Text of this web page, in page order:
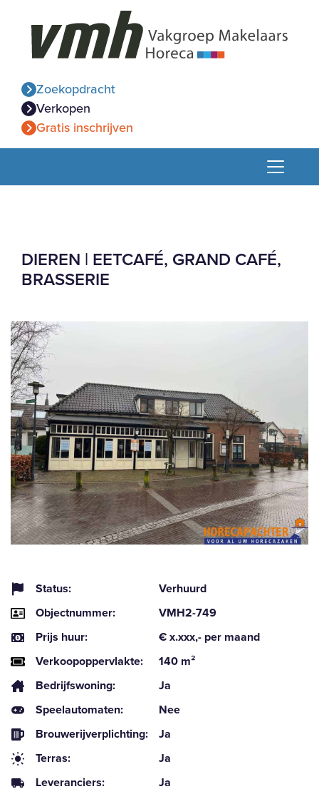
Zoekopdracht
Verkopen
Gratis inschrijven
DIEREN | EETCAFÉ, GRAND CAFÉ,
BRASSERIE
Status:
Verhuurd
Objectnummer:
VMH2-749
Prijs huur:
€ x.xxx,- per maand
Verkoopoppervlakte:
140 m²
Bedrijfswoning:
Ja
Speelautomaten:
Nee
Brouwerijverplichting:
Ja
Terras:
Ja
Leveranciers:
Ja